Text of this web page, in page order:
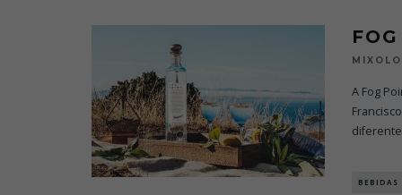
A Fog
BEBIDAS